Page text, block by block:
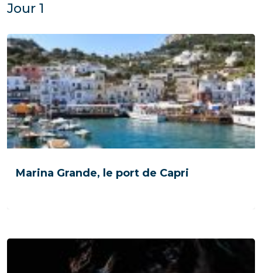
Jour 1
Marina Grande, le port de Capri